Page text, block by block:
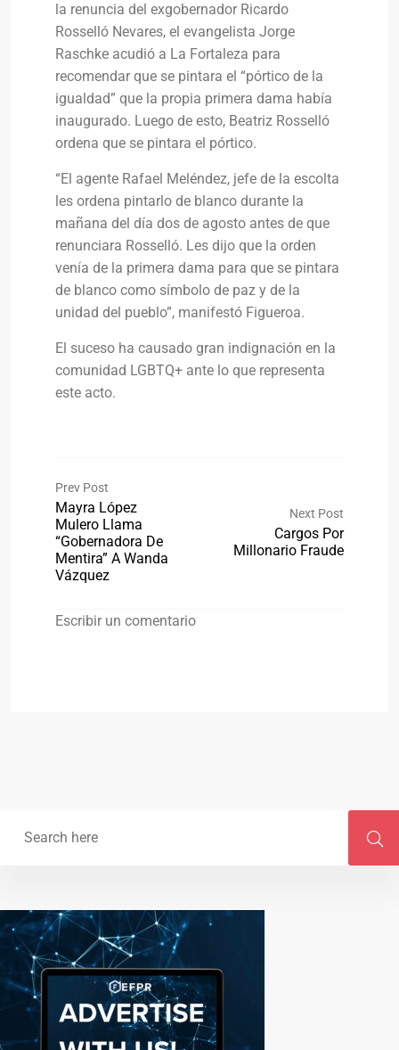
la renuncia del exgobernador Ricardo
Rosselló Nevares, el evangelista Jorge
Raschke acudió a La Fortaleza para
recomendar que se pintara el “pórtico de la
igualdad” que la propia primera dama había
inaugurado. Luego de esto, Beatriz Rosselló
ordena que se pintara el pórtico.
“El agente Rafael Meléndez, jefe de la escolta
les ordena pintarlo de blanco durante la
mañana del día dos de agosto antes de que
renunciara Rosselló. Les dijo que la orden
venía de la primera dama para que se pintara
de blanco como símbolo de paz y de la
unidad del pueblo”, manifestó Figueroa.
El suceso ha causado gran indignación en la
comunidad LGBTQ+ ante lo que representa
este acto.
Prev Post
Mayra López
Mulero Llama
“Gobernadora De
Mentira” A Wanda
Vázquez
Next Post
Cargos Por
Millonario Fraude
Escribir un comentario